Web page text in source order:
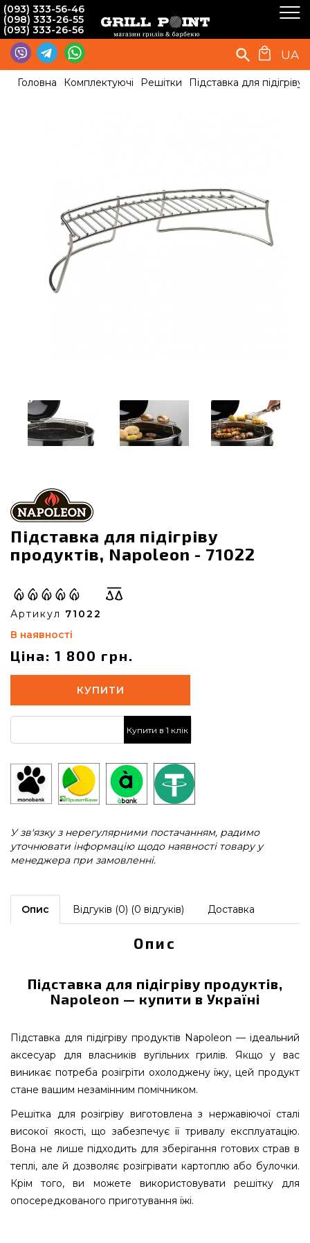
(093) 333-56-46
(098) 333-26-55
(093) 333-26-56
UA
Головна Комплектуючі Решітки Підставка для
Підставка для підігріву
продуктів, Napoleon - 71022
Артикул 71022
В наявності
Ціна: 1 800 грн.
КУПИТИ
Купити в 1 клік
У зв'язку з нерегулярними постачанням, радимо
уточнювати інформацію щодо наявності товару у
менеджера при замовленні.
Опис Відгуків (0) (0 відгуків) Доставка
Опис
Підставка для підігріву продуктів,
Napoleon — купити в Україні
Підставка для підігріву продуктів Napoleon — ідеальний
аксесуар для власників вугільних грилів. Якщо у вас
виникає потреба розігріти охолоджену їжу, цей продукт
стане вашим незамінним помічником.
Решітка для розігріву виготовлена з нержавіючої сталі
високої якості, що забезпечує її тривалу експлуатацію.
Вона не лише підходить для зберігання готових страв в
теплі, але й дозволяє розігрівати картоплю або булочки.
Крім того, ви можете використовувати решітку для
опосередкованого приготування їжі.